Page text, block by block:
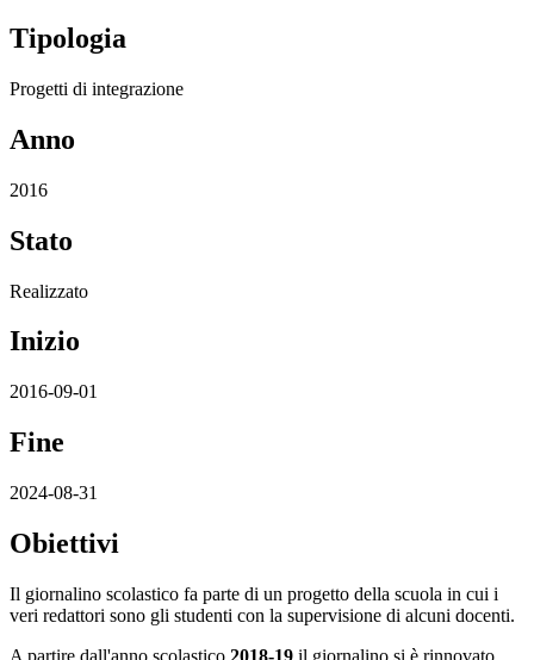
Tipologia
Progetti di integrazione
Anno
2016
Stato
Realizzato
Inizio
2016-09-01
Fine
2024-08-31
Obiettivi
Il giornalino scolastico fa parte di un progetto della scuola in cui i
veri redattori sono gli studenti con la supervisione di alcuni docenti.
A partire dall'anno scolastico 2018-19 il giornalino si è rinnovato